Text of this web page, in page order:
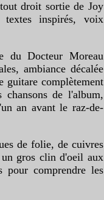
droit sortie de Joy
inspirés, voix
du Docteur Moreau
ambiance décalée
guitare complètement
de l'album,
an avant le raz-de-
de folie, de cuivres
gros clin d'oeil aux
comprendre les